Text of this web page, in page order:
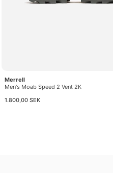
Merrell
Men's Moab Speed 2 Vent 2K
1.800,00 SEK